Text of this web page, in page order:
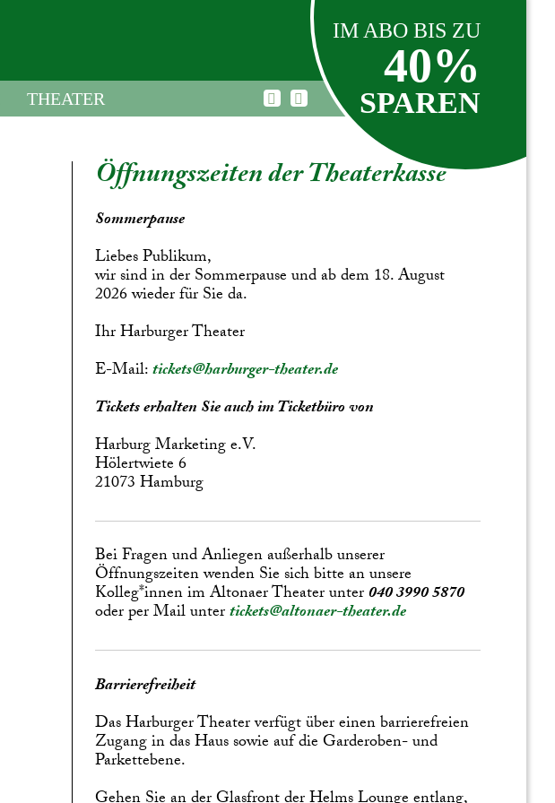
IM ABO BIS ZU
40%
SPAREN
THEATER
Öffnungszeiten der Theaterkasse
Sommerpause
Liebes Publikum,
wir sind in der Sommerpause und ab dem 18. August
2026 wieder für Sie da.
Ihr Harburger Theater
E-Mail:tickets@harburger-theater.de
Tickets erhalten Sie auch im Ticketbüro von
Harburg Marketing e.V.
Hölertwiete 6
21073 Hamburg
Bei Fragen und Anliegen außerhalb unserer
Öffnungszeiten wenden Sie sich bitte an unsere
Kolleg*innen im Altonaer Theater unter040 3990 5870
oder per Mail untertickets@altonaer-theater.de
Barrierefreiheit
Das Harburger Theater verfügt über einen barrierefreien
Zugang in das Haus sowie auf die Garderoben- und
Parkettebene.